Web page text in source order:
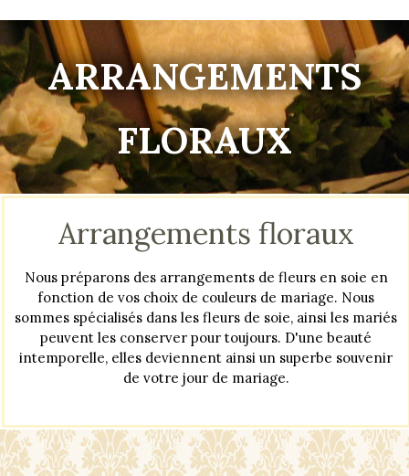
ARRANGEMENTS
FLORAUX
Arrangements floraux
Nous préparons des arrangements de fleurs en soie en
fonction de vos choix de couleurs de mariage. Nous
sommes spécialisés dans les fleurs de soie, ainsi les mariés
peuvent les conserver pour toujours. D'une beauté
intemporelle, elles deviennent ainsi un superbe souvenir
de votre jour de mariage.